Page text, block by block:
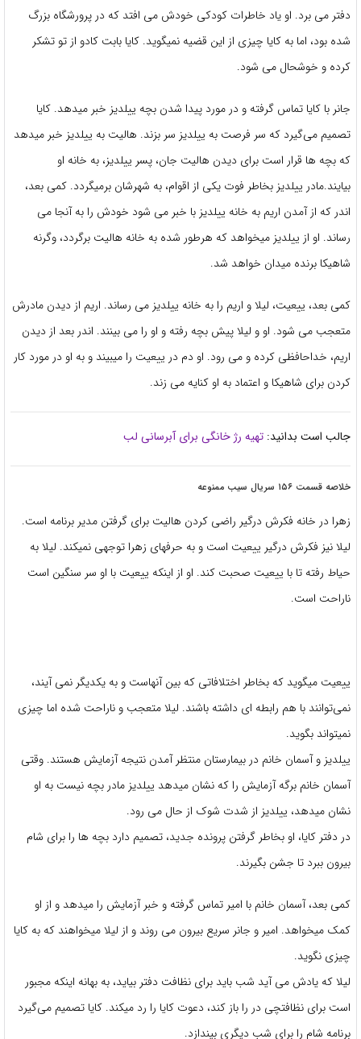
دفتر می برد. او یاد خاطرات کودکی خودش می افتد که در پرورشگاه بزرگ
شده بود، اما به کایا چیزی از این قضیه نمیگوید. کایا بابت کادو از تو تشکر
کرده و خوشحال می شود.
جانر با کایا تماس گرفته و در مورد پیدا شدن بچه ییلدیز خبر میدهد. کایا
تصمیم می‌گیرد که سر فرصت به ییلدیز سر بزند. هالیت به ییلدیز خبر میدهد
که بچه ها قرار است برای دیدن هالیت جان، پسر ییلدیز، به خانه او
بیایند.مادر ییلدیز بخاطر فوت یکی از اقوام، به شهرشان برمیگردد. کمی بعد،
اندر که از آمدن اریم به خانه ییلدیز با خبر می شود خودش را به آنجا می
رساند. او از ییلدیز میخواهد که هرطور شده به خانه هالیت برگردد، وگرنه
شاهیکا برنده میدان خواهد شد.
کمی بعد، ییعیت، لیلا و اریم را به خانه ییلدیز می رساند. اریم از دیدن مادرش
متعجب می شود. او و لیلا پیش بچه رفته و او را می بینند. اندر بعد از دیدن
اریم، خداحافظی کرده و می رود. او دم در ییعیت را میبیند و به او در مورد کار
کردن برای شاهیکا و اعتماد به او کنایه می زند.
جالب است بدانید: تهیه رژ خانگی برای آبرسانی لب
خلاصه قسمت ۱۵۶ سریال سیب ممنوعه
زهرا در خانه فکرش درگیر راضی کردن هالیت برای گرفتن مدیر برنامه است.
لیلا نیز فکرش درگیر ییعیت است و به حرفهای زهرا توجهی نمیکند. لیلا به
حیاط رفته تا با ییعیت صحبت کند. او از اینکه ییعیت با او سر سنگین است
ناراحت است.
ییعیت میگوید که بخاطر اختلافاتی که بین آنهاست و به یکدیگر نمی آیند،
نمی‌توانند با هم رابطه ای داشته باشند‌. لیلا متعجب و ناراحت شده اما چیزی
نمیتواند بگوید.
ییلدیز و آسمان خانم در بیمارستان منتظر آمدن نتیجه آزمایش هستند. وقتی
آسمان خانم برگه آزمایش را که نشان میدهد ییلدیز مادر بچه نیست به او
نشان میدهد، ییلدیز از شدت شوک از حال می رود‌.
در دفتر کایا، او بخاطر گرفتن پرونده جدید، تصمیم دارد بچه ها را برای شام
بیرون ببرد تا جشن بگیرند.
کمی بعد، آسمان خانم با امیر تماس گرفته و خبر آزمایش را میدهد و از او
کمک میخواهد. امیر و جانر سریع بیرون می روند و از لیلا میخواهند که به کایا
چیزی نگوید.
لیلا که یادش می آید شب باید برای نظافت دفتر بیاید، به بهانه اینکه مجبور
است برای نظافتچی در را باز کند، دعوت کایا را رد میکند. کایا تصمیم می‌گیرد
برنامه‌ شام را برای شب دیگری بیندازد.